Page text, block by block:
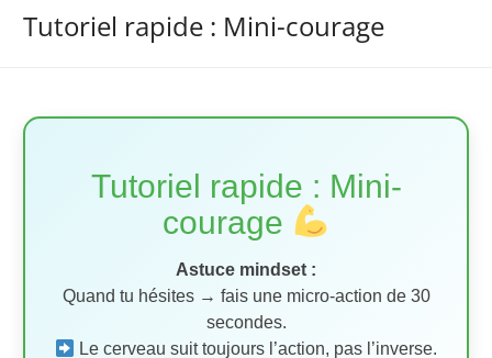
Tutoriel rapide : Mini-courage
Tutoriel rapide : Mini-
courage
Astuce mindset :
Quand tu hésites → fais une micro-action de 30
secondes.
Le cerveau suit toujours l’action, pas l’inverse.